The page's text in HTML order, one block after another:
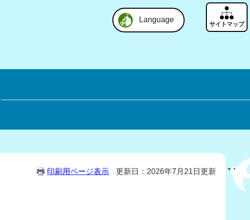
Language
印刷用ページ表示 更新日：2026年7月21日更新